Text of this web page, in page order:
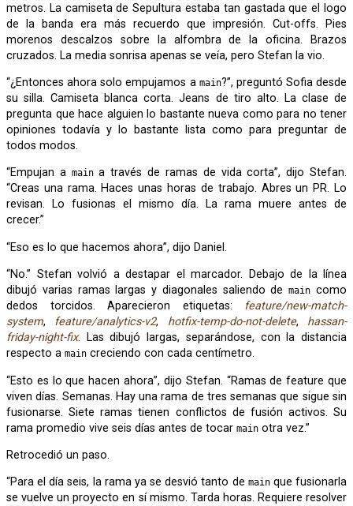
metros. La camiseta de Sepultura estaba tan gastada que el logo
de la banda era más recuerdo que impresión. Cut-offs. Pies
morenos descalzos sobre la alfombra de la oficina. Brazos
cruzados. La media sonrisa apenas se veía, pero Stefan la vio.
“¿Entonces ahora solo empujamos a main?”, preguntó Sofia desde
su silla. Camiseta blanca corta. Jeans de tiro alto. La clase de
pregunta que hace alguien lo bastante nueva como para no tener
opiniones todavía y lo bastante lista como para preguntar de
todos modos.
“Empujan a maina través de ramas de vida corta”, dijo Stefan.
“Creas una rama. Haces unas horas de trabajo. Abres un PR. Lo
revisan. Lo fusionas el mismo día. La rama muere antes de
crecer.”
“Eso es lo que hacemos ahora”, dijo Daniel.
“No.” Stefan volvió a destapar el marcador. Debajo de la línea
dibujó varias ramas largas y diagonales saliendo demain como
dedos torcidos. Aparecieron etiquetas: feature/new-match-
system, feature/analytics-v2, hotfix-temp-do-not-delete, hassan-
friday-night-fix. Las dibujó largas, separándose, con la distancia
respecto a main creciendo con cada centímetro.
“Esto es lo que hacen ahora”, dijo Stefan. “Ramas de feature que
viven días. Semanas. Hay una rama de tres semanas que sigue sin
fusionarse. Siete ramas tienen conflictos de fusión activos. Su
rama promedio vive seis días antes de tocar main otra vez.”
Retrocedió un paso.
“Para el día seis, la rama ya se desvió tanto de mainque fusionarla
se vuelve un proyecto en sí mismo. Tarda horas. Requiere resolver